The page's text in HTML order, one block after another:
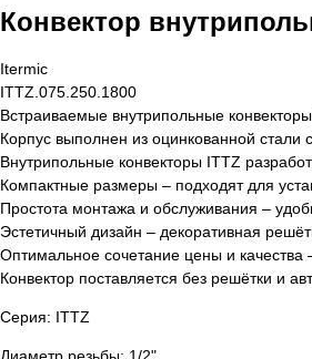
Конвектор
Itermic
ITTZ.075.250.1800
Встраиваемые внутрипольные
Корпус выполнен из оцинкованной стали
Внутрипольные конвекторы ITTZ
Компактные размеры – подходят для
Простота монтажа и обслуживания –
Эстетичный дизайн – декоративная
Оптимальное сочетание цены и качества
Конвектор поставляется без решётки и
Серия: ITTZ